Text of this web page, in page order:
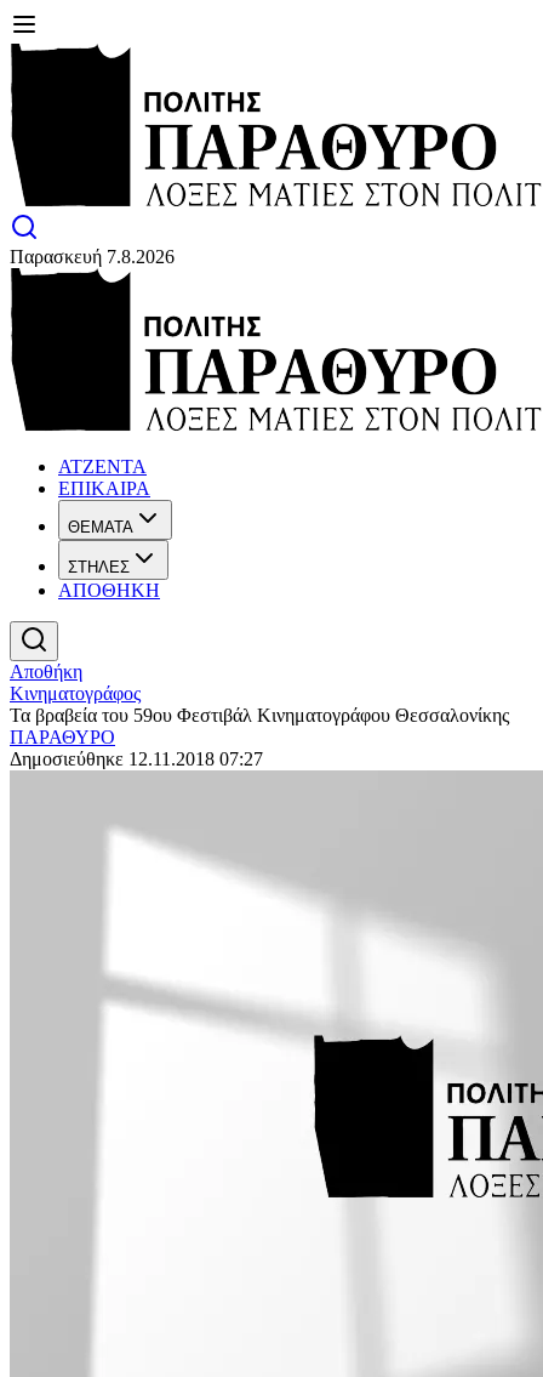
Παρασκευή 7.8.2026
ΑΤΖΕΝΤΑ
ΕΠΙΚΑΙΡΑ
ΘΕΜΑΤΑ
ΣΤΗΛΕΣ
ΑΠΟΘΗΚΗ
Αποθήκη
Κινηματογράφος
Τα βραβεία του 59ου Φεστιβάλ Κινηματογράφου Θεσσαλονίκης
ΠΑΡΑΘΥΡΟ
Δημοσιεύθηκε 12.11.2018 07:27